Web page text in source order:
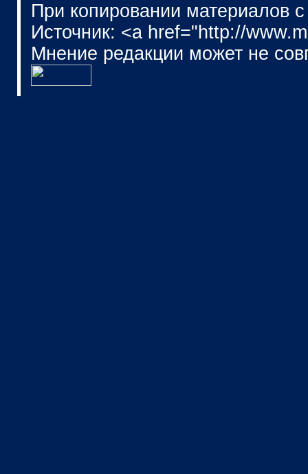
При копировании материалов
Источник: <a href="http://
Мнение редакции может не